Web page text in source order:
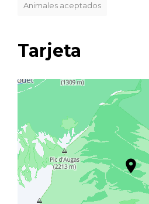
Animales aceptados
Tarjeta